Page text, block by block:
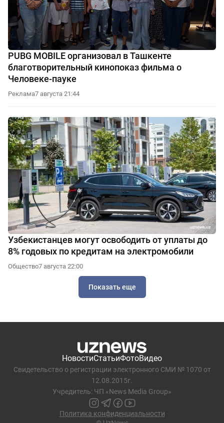
PUBG MOBILE организовал в Ташкенте
благотворительный кинопоказ фильма о
Человеке-пауке
Реклама7 августа 21:44
Узбекистанцев могут освободить от уплаты до
8% годовых по кредитам на электромобили
Общество7 августа 22:00
Показать еще
НовостиСтатьиФотоВидео
Свидетельство о регистрации электронного СМИ № 1070 от
12.08.2015г.
Учредитель: ЧП «News Media Group»
Политика конфиденциальности